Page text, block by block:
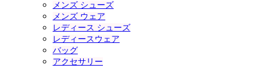
メンズ シューズ
メンズ ウェア
レディース シューズ
レディースウェア
バッグ
アクセサリー